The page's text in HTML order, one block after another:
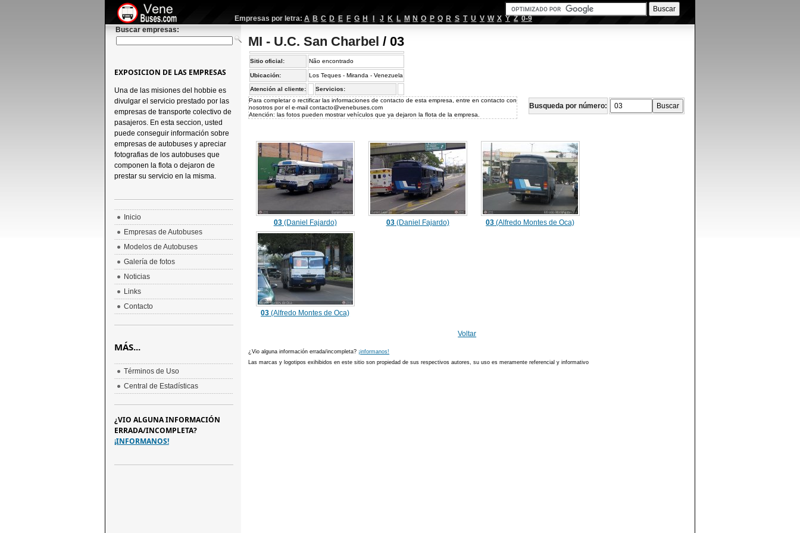
Empresas por letra: A B C D E F G H J K L M N O P Q R S T U V W X Y Z 0-9
Buscar empresas:
MI - U.C. San Charbel / 03
Sitio oficial: Não encontrado
Ubicación: Los Teques - Miranda - Venezuela
Atención al cliente:
Servicios:
Para completar o rectificar las informaciones de contacto de esta empresa, entre en contacto con
nosotros por el e-mailcontacto@venebuses.com
Atención: las fotos pueden mostrar vehículos que ya dejaron la flota de la empresa.
Busqueda por número:
03(Daniel Fajardo) 03(Daniel Fajardo) 03 (Alfredo Montes de Oca)
03 (Alfredo Montes de Oca)
Voltar
¿Vio alguna información errada/incompleta? ¡informanos!
Las marcas y logotipos exihibidos en este sitio son propiedad de sus respectivos autores, su uso es meramente referencial y informativo
EXPOSICION DE LAS EMPRESAS
Una de las misiones del hobbie es
divulgar el servicio prestado por las
empresas de transporte colectivo de
pasajeros. En esta seccion, usted
puede conseguir información sobre
empresas de autobuses y apreciar
fotografias de los autobuses que
componen la flota o dejaron de
prestar su servicio en la misma.
Inicio
Empresas de Autobuses
Modelos de Autobuses
Galería de fotos
Noticias
Links
Contacto
MÁS...
Términos de Uso
Central de Estadísticas
¿VIO ALGUNA INFORMACIÓN
ERRADA/INCOMPLETA?
¡INFORMANOS!